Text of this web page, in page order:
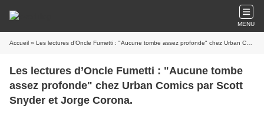
MENU
Accueil » Les lectures d’Oncle Fumetti : "Aucune tombe assez profonde" chez Urban Comics par Scott Snyder et Jorge Corona.
Les lectures d’Oncle Fumetti : "Aucune tombe
assez profonde" chez Urban Comics par Scott
Snyder et Jorge Corona.